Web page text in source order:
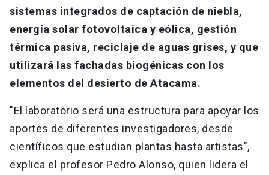
sistemas integrados de captación de niebla,
energía solar fotovoltaica y eólica, gestión
térmica pasiva, reciclaje de aguas grises, y que
utilizará las fachadas biogénicas con los
elementos del desierto de Atacama.
"El laboratorio será una estructura para apoyar los
aportes de diferentes investigadores, desde
científicos que estudian plantas hasta artistas",
explica el profesor Pedro Alonso, quien lidera el